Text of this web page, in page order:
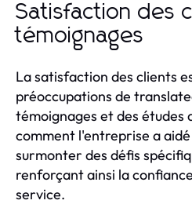
Satisfaction des
témoignages
La satisfaction des clients
préoccupations de
témoignages et des études
comment l'entreprise a
surmonter des défis
renforçant ainsi la
service.